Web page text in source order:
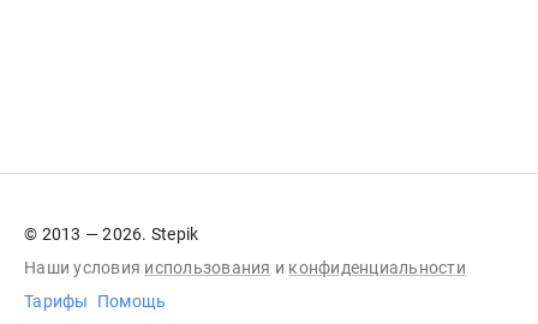
© 2013 — 2026. Stepik
Наши условия использования и конфиденциальности
Тарифы
Помощь